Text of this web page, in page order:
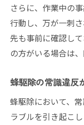
さらに、作業中の
行動し、万が一刺
先も事前に確認し
の方がいる場合は
蜂駆除の常識違反
蜂駆除において、
ラブルを引き起こ